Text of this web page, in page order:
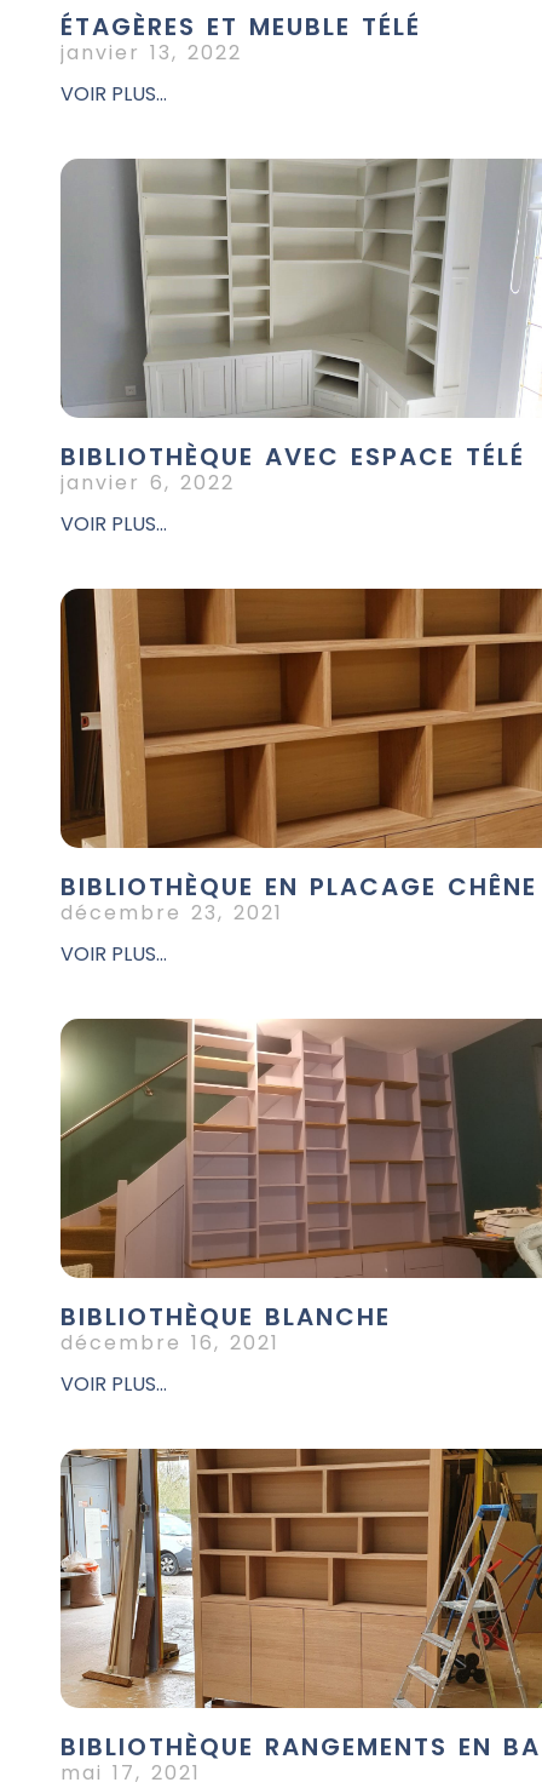
ÉTAGÈRES ET MEUBLE TÉLÉ
janvier 13, 2022
VOIR PLUS...
BIBLIOTHÈQUE AVEC ESPACE TÉLÉ
janvier 6, 2022
VOIR PLUS...
BIBLIOTHÈQUE EN PLACAGE CHÊNE
décembre 23, 2021
VOIR PLUS...
BIBLIOTHÈQUE BLANCHE
décembre 16, 2021
VOIR PLUS...
BIBLIOTHÈQUE RANGEMENTS EN
mai 17, 2021